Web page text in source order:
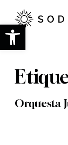
Abrir
contenido
principal
Orquesta